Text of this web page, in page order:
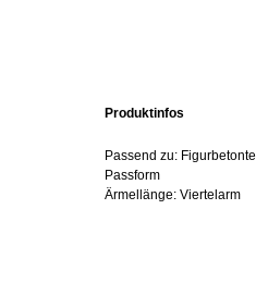
Produktinfos
Passend zu: Figurbetonte
Passform
Ärmellänge: Viertelarm